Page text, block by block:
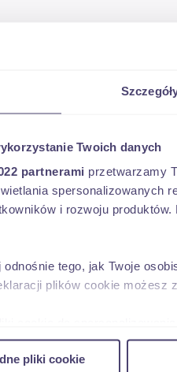
Twoich danych
partnerami przetwarzamy
spersonalizowanych
i rozwoju
odnośnie tego, jak Twoje
plików cookie możesz
o tym, jak
Partnerzy mogą
pliki cookie